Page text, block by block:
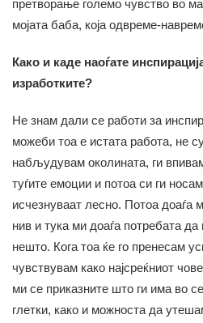
претворање големо чувство во
мојата баба, која одвреме-
Како и каде наоѓате
изработките?
Не знам дали се работи за
можеби тоа е истата работа, не
набљудувам околината, ги
туѓите емоции и потоа си ги
исчезнуваат лесно. Потоа доаѓа
нив и тука ми доаѓа потребата
нешто. Кога тоа ќе го пренесам
чувствувам како најсреќниот
ми се приказните што ги има во
глетки, како и можноста да